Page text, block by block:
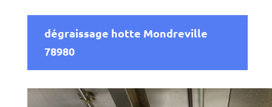
dégraissage hotte Mondreville
78980